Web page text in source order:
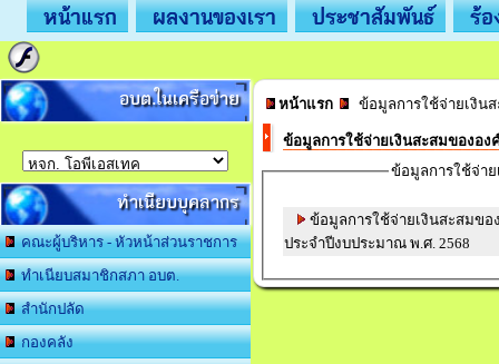
หน้าแรก ผลงานของเรา ประชาสัมพันธ์ ร้
อบต.ในเครือข่าย
ทำเนียบบุคลากร
คณะผู้บริหาร - หัวหน้าส่วนราชการ
ทำเนียบสมาชิกสภา อบต.
สำนักปลัด
กองคลัง
หน้าแรก ข้อมูลการใช้จ่ายเงิน
ข้อมูลการใช้จ่ายเงินสะสมของอ
ข้อมูลการใช้จ่า
ข้อมูลการใช้จ่ายเงินสะสมข
ประจำปีงบประมาณ พ.ศ. 2568